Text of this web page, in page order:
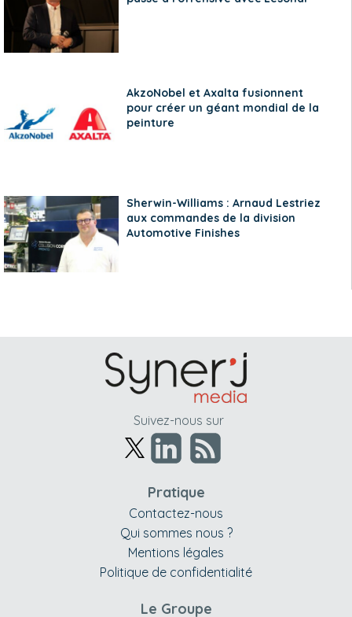
AkzoNobel et Axalta fusionnent
pour créer un géant mondial de la
peinture
Sherwin-Williams : Arnaud Lestriez
aux commandes de la division
Automotive Finishes
Suivez-nous sur
Pratique
Contactez-nous
Qui sommes nous ?
Mentions légales
Politique de confidentialité
Le Groupe